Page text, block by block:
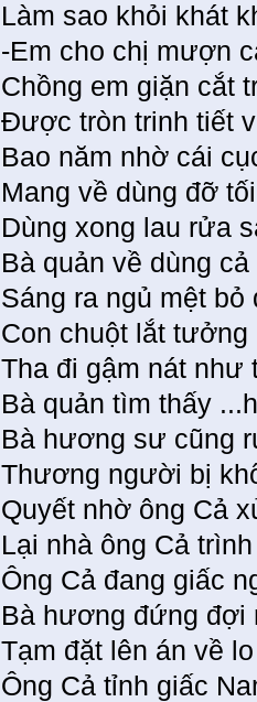
Làm sao khỏi khát
-Em cho chị mượn
Chồng em giặn cắt
Được tròn trinh tiết
Bao năm nhờ cái
Mang về dùng đỡ
Dùng xong lau rửa
Bà quản về dùng cả
Sáng ra ngủ mệt
Con chuột lắt
Tha đi gậm nát như
Bà quản tìm thấy
Bà hương sư cũng
Thương người bị
Quyết nhờ ông Cả
Lại nhà ông Cả
Ông Cả đang giấc
Bà hương đứng đợi
Tạm đặt lên án về
Ông Cả tỉnh giấc